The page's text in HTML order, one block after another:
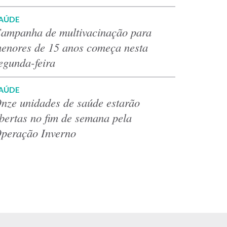
de multivacinação para
de 15 anos começa nesta
feira
unidades de saúde estarão
no fim de semana pela
Inverno